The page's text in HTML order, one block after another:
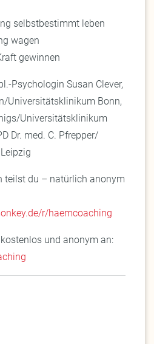
selbstbestimmt leben
wagen
gewinnen
Psychologin Susan Clever,
Universitätsklinikum Bonn,
Universitätsklinikum
Dr. med. C. Pfrepper/
teilst du – natürlich anonym
r/haemcoaching
und anonym an: